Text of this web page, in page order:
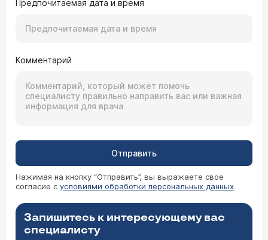
Предпочитаемая дата и время
Комментарий
Отправить
Нажимая на кнопку “Отправить”, вы выражаете свое
согласие с условиями обработки персональных данных
Запишитесь к интересующему вас
специалисту